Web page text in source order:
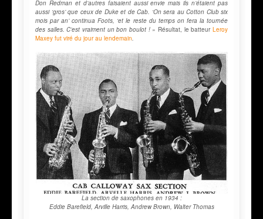
Don Redman et d’autres faisaient aussi envie mais ils n’étaient pas
aussi ‘gros’ que ceux de Duke et de Cab. ‘On sera au Cotton Club six
mois par an’ continua Foots, ‘et le reste du temps on fera la tournée
des salles. C’est vraiment un bon boulot ! » Résultat, le batteur Leroy
Maxey fut viré du jour au lendemain
La section de saxophones en 1934 :
Eddie Barefield, Arville Harris, Andrew Brown, Walter Thomas